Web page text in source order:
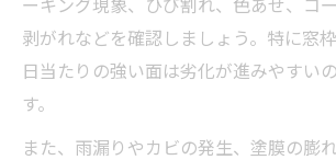
ーキング現象、ひび割れ、色あせ、コ
剥がれなどを確認しましょう。特に窓
日当たりの強い面は劣化が進みやすい
す。
また、雨漏りやカビの発生、塗膜の膨